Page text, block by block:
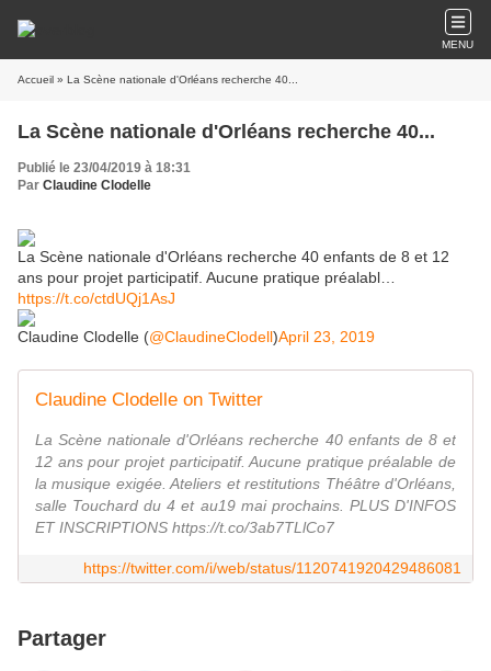
MENU
Accueil » La Scène nationale d'Orléans recherche 40...
La Scène nationale d'Orléans recherche 40...
Publié le 23/04/2019 à 18:31
Par Claudine Clodelle
La Scène nationale d'Orléans recherche 40 enfants de 8 et 12
ans pour projet participatif. Aucune pratique préalabl…
https://t.co/ctdUQj1AsJ
Claudine Clodelle (@ClaudineClodell)April 23, 2019
Claudine Clodelle on Twitter
La Scène nationale d'Orléans recherche 40 enfants de 8 et
12 ans pour projet participatif. Aucune pratique préalable de
la musique exigée. Ateliers et restitutions Théâtre d'Orléans,
salle Touchard du 4 et au19 mai prochains. PLUS D'INFOS
ET INSCRIPTIONS https://t.co/3ab7TLlCo7
https://twitter.com/i/web/status/1120741920429486081
Partager